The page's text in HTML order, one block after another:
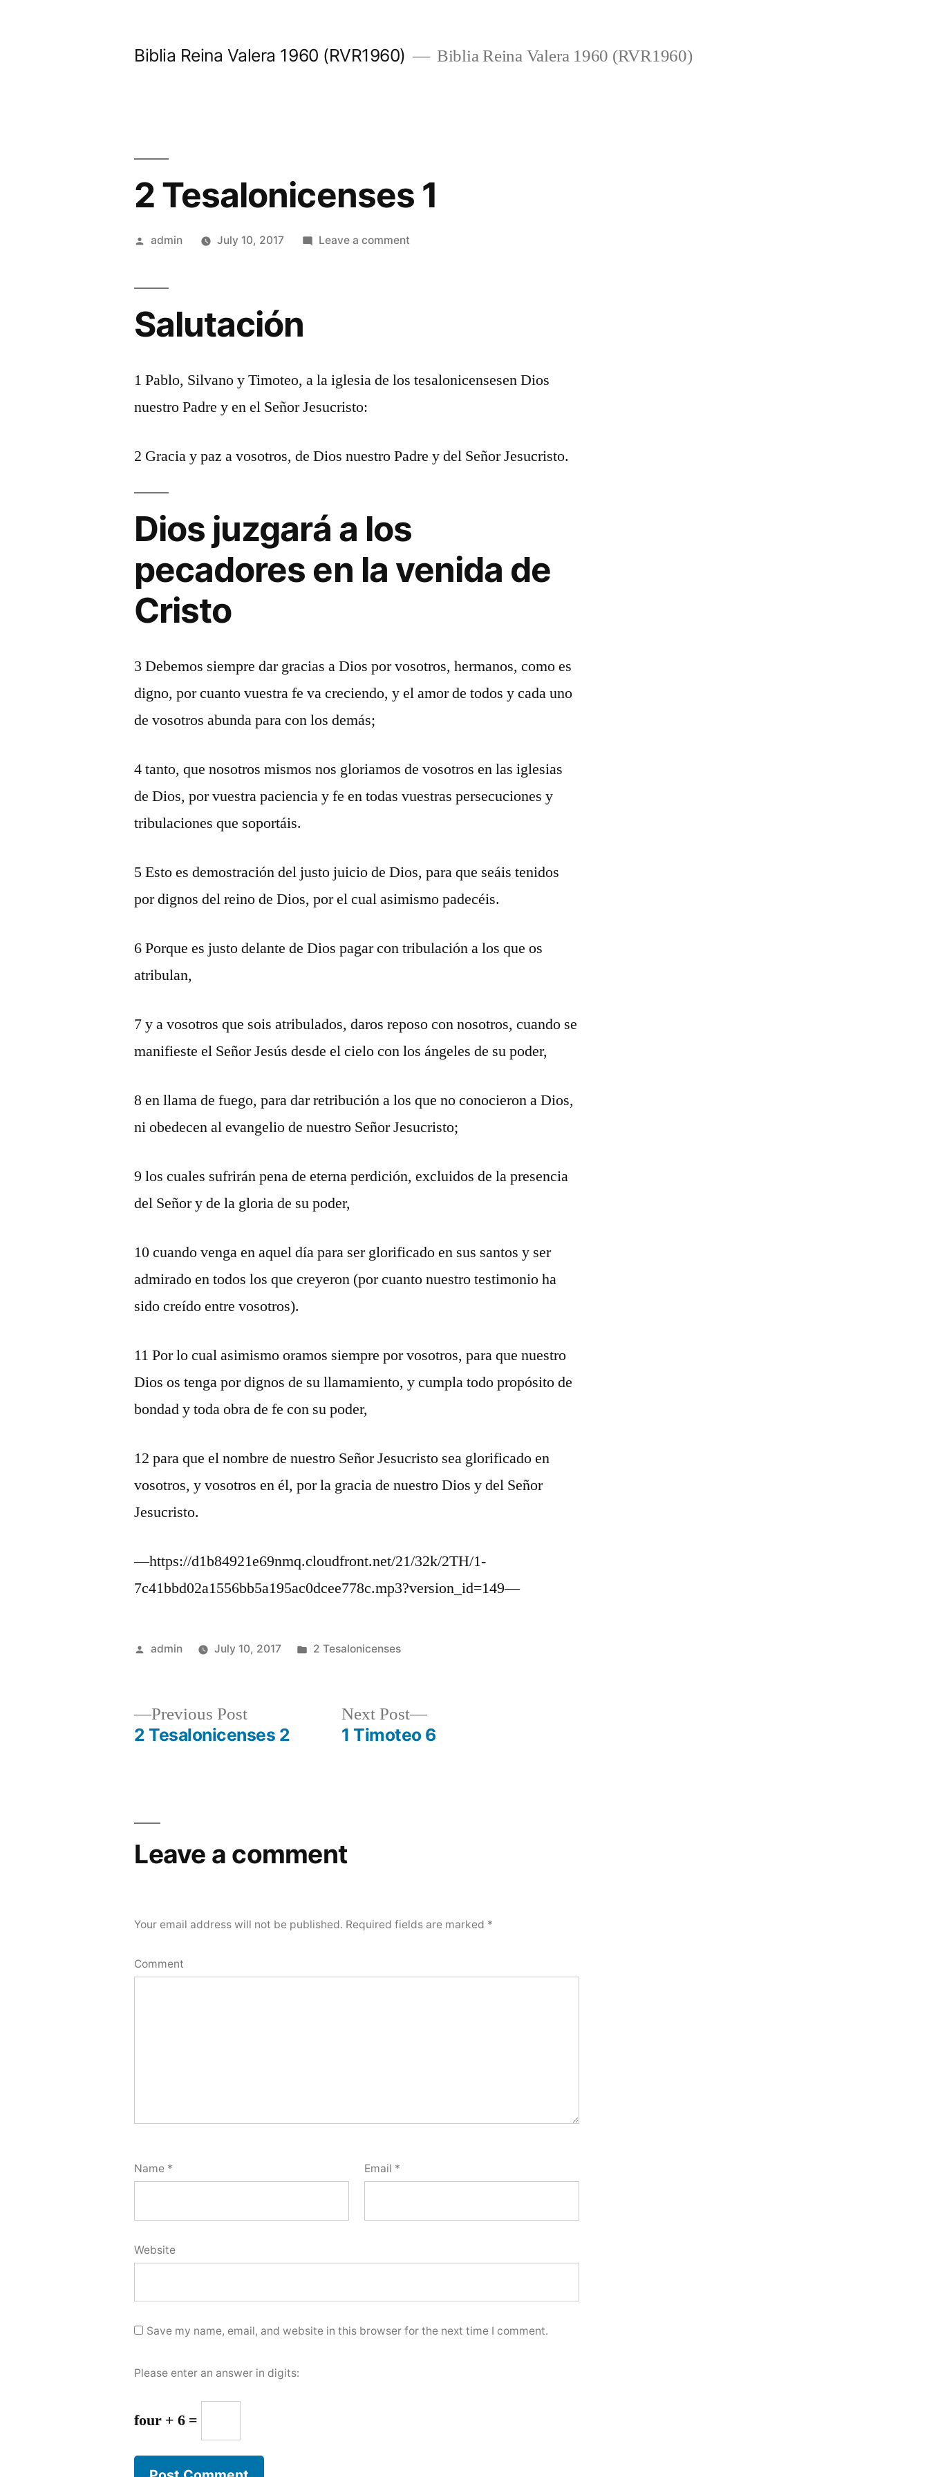
Biblia Reina Valera 1960 (RVR1960) Biblia Reina Valera 1960 (RVR1960)
2 Tesalonicenses 1
Posted
admin July 10, 2017 Leave a commenton
Salutación
1 Pablo, Silvano y Timoteo, a la iglesia de los tesalonicensesen Dios
nuestro Padre y en el Señor Jesucristo:
2 Gracia y paz a vosotros, de Dios nuestro Padre y del Señor Jesucristo.
Dios juzgará a los
pecadores en la venida de
Cristo
3 Debemos siempre dar gracias a Dios por vosotros, hermanos, como es
digno, por cuanto vuestra fe va creciendo, y el amor de todos y cada uno
de vosotros abunda para con los demás;
4 tanto, que nosotros mismos nos gloriamos de vosotros en las iglesias
de Dios, por vuestra paciencia y fe en todas vuestras persecuciones y
tribulaciones que soportáis.
5 Esto es demostración del justo juicio de Dios, para que seáis tenidos
por dignos del reino de Dios, por el cual asimismo padecéis.
6 Porque es justo delante de Dios pagar con tribulación a los que os
atribulan,
7 y a vosotros que sois atribulados, daros reposo con nosotros, cuando se
manifieste el Señor Jesús desde el cielo con los ángeles de su poder,
8 en llama de fuego, para dar retribución a los que no conocieron a Dios,
ni obedecen al evangelio de nuestro Señor Jesucristo;
9 los cuales sufrirán pena de eterna perdición, excluidos de la presencia
del Señor y de la gloria de su poder,
10 cuando venga en aquel día para ser glorificado en sus santos y ser
admirado en todos los que creyeron (por cuanto nuestro testimonio ha
sido creído entre vosotros).
11 Por lo cual asimismo oramos siempre por vosotros, para que nuestro
Dios os tenga por dignos de su llamamiento, y cumpla todo propósito de
bondad y toda obra de fe con su poder,
12 para que el nombre de nuestro Señor Jesucristo sea glorificado en
vosotros, y vosotros en él, por la gracia de nuestro Dios y del Señor
Jesucristo.
—https://d1b84921e69nmq.cloudfront.net/21/32k/2TH/1-
7c41bbd02a1556bb5a195ac0dcee778c.mp3?version_id=149—
Posted
admin July 10, 2017
Posted
2 Tesalonicenses
Previous PostPrevious
post:
2 Tesalonicenses 2
Next Post
Next
post:
1 Timoteo 6
Leave a comment
Your email address will not be published. Required fields are marked *
Comment
Name * Email *
Website
Save my name, email, and website in this browser for the next time I comment.
Please enter an answer in digits:
four + 6 =